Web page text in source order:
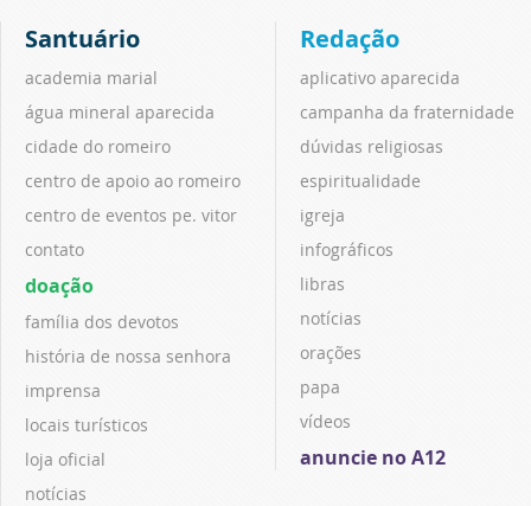
Santuário
academia marial
água mineral aparecida
cidade do romeiro
centro de apoio ao romeiro
centro de eventos pe. vitor
contato
doação
família dos devotos
história de nossa senhora
imprensa
locais turísticos
loja oficial
notícias
Redação
aplicativo aparecida
campanha da fraternidade
dúvidas religiosas
espiritualidade
igreja
infográficos
libras
notícias
orações
papa
vídeos
anuncie no A12